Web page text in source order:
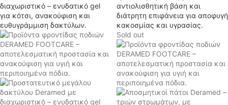
Sold out